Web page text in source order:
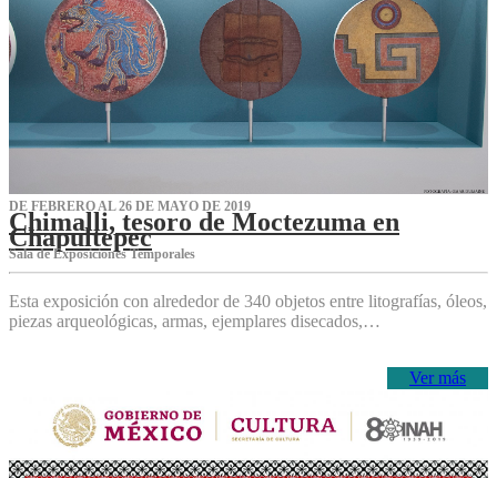
DE FEBRERO AL 26 DE MAYO DE 2019
Chimalli, tesoro de Moctezuma en
Chapultepec
Sala de Exposiciones Temporales
Esta exposición con alrededor de 340 objetos entre litografías, óleos,
piezas arqueológicas, armas, ejemplares disecados,…
Ver más